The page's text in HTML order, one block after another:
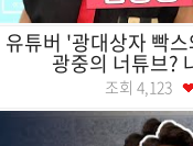
유튜버 '광대상자 빡
광중의 너튜브?
조회 4,123